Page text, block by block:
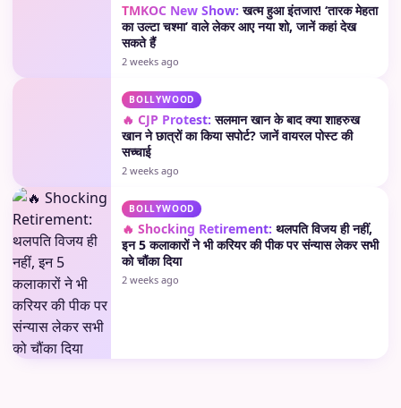
TMKOC New Show: खत्म हुआ इंतजार! ‘तारक मेहता
का उल्टा चश्मा’ वाले लेकर आए नया शो, जानें कहां देख
सकते हैं
2 weeks ago
BOLLYWOOD
🔥 CJP Protest: सलमान खान के बाद क्या शाहरुख
खान ने छात्रों का किया सपोर्ट? जानें वायरल पोस्ट की
सच्चाई
2 weeks ago
BOLLYWOOD
🔥 Shocking Retirement: थलपति विजय ही नहीं,
इन 5 कलाकारों ने भी करियर की पीक पर संन्यास लेकर सभी
को चौंका दिया
2 weeks ago